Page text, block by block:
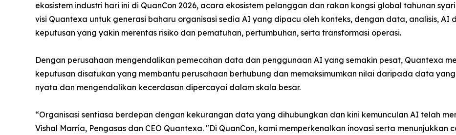
ekosistem industri hari ini di QuanCon 2026, acara ekosistem pelanggan dan rakan kongsi global tahunan
visi Quantexa untuk generasi baharu organisasi sedia AI yang dipacu oleh konteks, dengan data, analisis, AI
keputusan yang yakin merentas risiko dan pematuhan, pertumbuhan, serta transformasi operasi.
Dengan perusahaan mengendalikan pemecahan data dan penggunaan AI yang semakin pesat, Quantexa
keputusan disatukan yang membantu perusahaan berhubung dan memaksimumkan nilai daripada data
nyata dan mengendalikan kecerdasan dipercayai dalam skala besar.
“Organisasi sentiasa berdepan dengan kekurangan data yang dihubungkan dan kini kemunculan AI telah
Vishal Marria, Pengasas dan CEO Quantexa. "Di QuanCon, kami memperkenalkan inovasi serta